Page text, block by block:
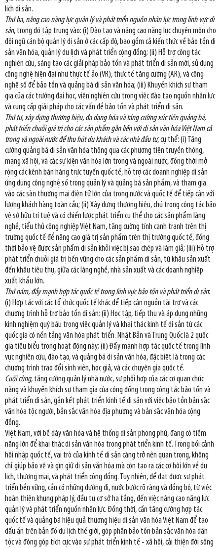
lịch di sản.
Thứ ba, nâng cao năng lực quản lý và phát triển nguồn nhân lực trong lĩnh vực di
sản, trong đó tập trung vào: (i) Đào tạo và nâng cao năng lực chuyên môn cho
đội ngũ cán bộ quản lý di sản ở các cấp độ, bao gồm cả kiến thức về bảo tồn di
sản văn hóa, quản lý du lịch và phát triển cộng đồng; (ii) Hỗ trợ công tác
nghiên cứu, sáng tạo các giải pháp bảo tồn và phát triển di sản mới, sử dụng
công nghệ hiện đại như thực tế ảo (VR), thực tế tăng cường (AR), và công
nghệ số để bảo tồn và quảng bá di sản văn hóa; (iii) Khuyến khích sự tham
gia của các trường đại học, viện nghiên cứu trong việc đào tạo nguồn nhân lực
và cung cấp giải pháp cho các vấn đề bảo tồn và phát triển di sản.
Thứ tư, xây dựng thương hiệu, đa dạng hóa và tăng cường xúc tiến quảng bá,
phát triển chuỗi giá trị cho các sản phẩm gắn liền với di sản văn hóa Việt Nam cả
trong và ngoài nước để thu hút du khách và các nhà đầu tư, cụ thể: (i) Tăng
cường quảng bá di sản văn hóa thông qua các phương tiện truyền thông,
mạng xã hội, và các sự kiện văn hóa lớn trong và ngoài nước, đồng thời mở
rộng các kênh bán hàng trực tuyến quốc tế, hỗ trợ các doanh nghiệp di sản
ứng dụng công nghệ số trong quản lý và quảng bá sản phẩm, và tham gia
vào các sàn thương mại điện tử lớn của trong nước và quốc tế để tiếp cận với
lượng khách hàng toàn cầu; (ii) Xây dựng thương hiệu, chú trọng công tác bảo
vệ sở hữu trí tuệ và có chiến lược phát triển cụ thể cho các sản phẩm làng
nghề, tiểu thủ công nghiệp Việt Nam, tăng cường tính cạnh tranh trên thị
trường quốc tế để nâng cao giá trị sản phẩm trên thị trường quốc tế, đồng
thời bảo vệ được sản phẩm di sản khỏi việc bị sao chép và làm giả; (iii) Hỗ trợ
phát triển chuỗi giá trị bền vững cho các sản phẩm di sản, từ khâu sản xuất
đến khâu tiêu thụ, giữa các làng nghề, nhà sản xuất và các doanh nghiệp
xuất khẩu lớn.
Thứ năm, đẩy mạnh hợp tác quốc tế trong lĩnh vực bảo tồn và phát triển di sản:
(i) Hợp tác với các tổ chức quốc tế khác để tiếp cận nguồn tài trợ và các
chương trình hỗ trợ bảo tồn di sản; (ii) Học tập, tiếp thu và áp dụng những
kinh nghiệm quý báu trong việc quản lý và khai thác kinh tế di sản từ các
quốc gia có nền tảng văn hóa phát triển. Nhật Bản và Trung Quốc là 2 quốc
gia tiêu biểu trong hoạt động này; (ii) Đẩy mạnh hợp tác quốc tế trong lĩnh
vực nghiên cứu, đào tạo, và quảng bá di sản văn hóa, đặc biệt là trong các
chương trình trao đổi sinh viên, học giả, và các chuyên gia quốc tế.
Cuối cùng, tăng cường quản lý nhà nước, sự phối hợp của các cơ quan chức
năng và khuyến khích sự tham gia của cộng đồng trong công tác bảo tồn và
phát triển di sản, gắn kết phát triển kinh tế di sản với việc bảo tồn bản sắc
văn hóa tộc người, bản sắc văn hóa địa phương và bản sắc văn hóa cộng
đồng.
Việt Nam, với bề dày văn hóa và hệ thống di sản phong phú, đang có tiềm
năng lớn để khai thác di sản văn hóa trong phát triển kinh tế. Trong bối cảnh
hội nhập quốc tế, vai trò của kinh tế di sản càng trở nên quan trọng, không
chỉ giúp bảo vệ và gìn giữ di sản văn hóa mà còn tạo ra các cơ hội lớn về du
lịch, thương mại, và phát triển cộng đồng. Tuy nhiên, để đạt được sự phát
triển bền vững, cần có những đường đi, nước bước rõ ràng và đồng bộ, từ việc
hoàn thiện khung pháp lý, đầu tư cơ sở hạ tầng, đến việc nâng cao năng lực
quản lý và phát triển nguồn nhân lực. Đồng thời, cần tăng cường hợp tác
quốc tế và quảng bá hiệu quả thương hiệu di sản văn hóa Việt Nam để tạo
dấu ấn trên bản đồ du lịch thế giới, góp phần bảo tồn bản sắc văn hóa dân
tộc và đóng góp tích cực vào sự phát triển kinh tế - xã hội, cải thiện đời sống